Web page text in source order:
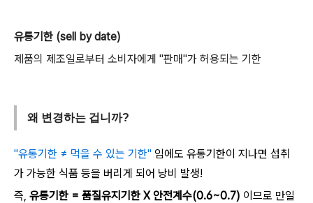
유통기한 (sell by date)
제품의 제조일로부터 소비자에게 "판매"가 허용되는 기한
왜 변경하는 겁니까?
"유통기한 ≠ 먹을 수 있는 기한" 임에도 유통기한이 지나면 섭취
가 가능한 식품 등을 버리게 되어 낭비 발생!
즉, 유통기한 = 품질유지기한 X 안전계수(0.6~0.7) 이므로 만일